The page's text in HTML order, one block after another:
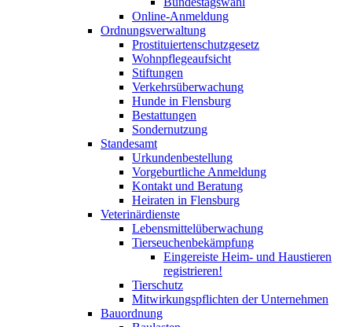
Online-Anmeldung
Ordnungsverwaltung
Prostituiertenschutzgesetz
Wohnpflegeaufsicht
Stiftungen
Verkehrsüberwachung
Hunde in Flensburg
Bestattungen
Sondernutzung
Standesamt
Urkundenbestellung
Vorgeburtliche Anmeldung
Kontakt und Beratung
Heiraten in Flensburg
Veterinärdienste
Lebensmittelüberwachung
Tierseuchenbekämpfung
Eingereiste Heim- und Haustieren
registrieren!
Tierschutz
Mitwirkungspflichten der Unternehmen
Bauordnung